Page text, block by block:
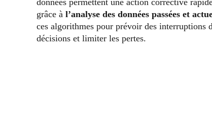
grâce à l’analyse des données passées et
ces algorithmes pour prévoir des interruptions
décisions et limiter les pertes.